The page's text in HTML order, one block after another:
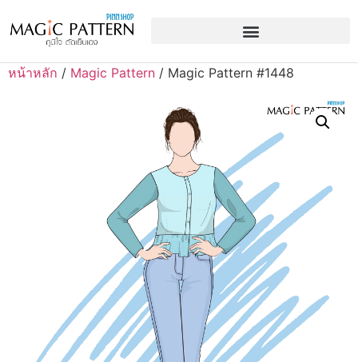
หน้าหลัก / Magic Pattern / Magic Pattern #1448